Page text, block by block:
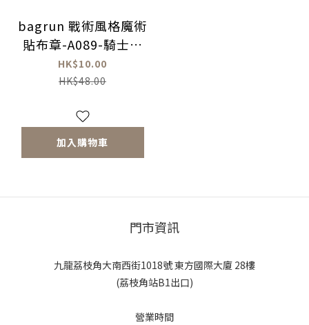
bagrun 戰術風格魔術
貼布章-A089-騎士布
章
HK$10.00
HK$48.00
加入購物車
門市資訊
九龍荔枝角大南西街1018號 東方國際大廈 28樓
(荔枝角站B1出口)
營業時間